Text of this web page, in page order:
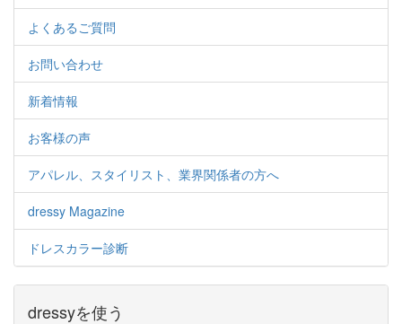
よくあるご質問
お問い合わせ
新着情報
お客様の声
アパレル、スタイリスト、業界関係者の方へ
dressy Magazine
ドレスカラー診断
dressyを使う